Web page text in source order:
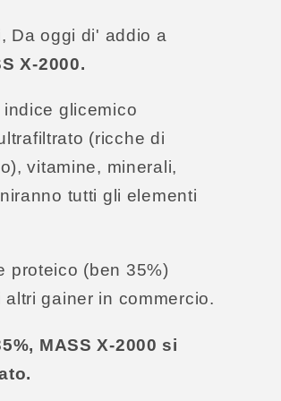
Da oggi di' addio a
X-2000.
glicemico
(ricche di
vitamine, minerali,
tutti gli elementi
proteico (ben 35%)
gainer in commercio.
MASS X-2000 si